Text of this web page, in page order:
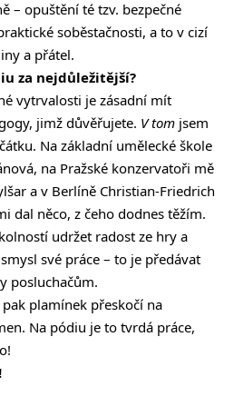
– opuštění té tzv. bezpečné
soběstačnosti, a to v cizí
a přátel.
za nejdůležitější?
vytrvalosti je zásadní mít
jimž důvěřujete. V tom jsem
Na základní umělecké škole
na Pražské konzervatoři mě
a v Berlíně Christian-Friedrich
dal něco, z čeho dodnes těžím.
udržet radost ze hry a
své práce – to je předávat
posluchačům.
plamínek přeskočí na
Na pódiu je to tvrdá práce,